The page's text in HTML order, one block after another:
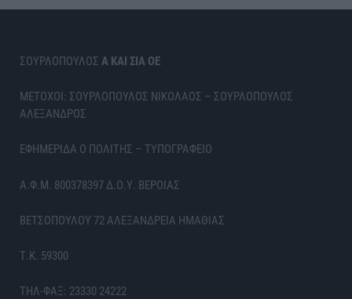
ΣΟΥΡΛΟΠΟΥΛΟΣ Α ΚΑΙ ΣΙΑ ΟΕ
ΜΕΤΟΧΟΙ: ΣΟΥΡΛΟΠΟΥΛΟΣ ΝΙΚΟΛΑΟΣ – ΣΟΥΡΛΟΠΟΥΛΟΣ
ΑΛΕΞΑΝΔΡΟΣ
ΕΦΗΜΕΡΙΔΑ Ο ΠΟΛΙΤΗΣ – ΤΥΠΟΓΡΑΦΕΙΟ
Α.Φ.Μ. 800378397 Δ.Ο.Υ. ΒΕΡΟΙΑΣ
ΒΕΤΣΟΠΟΥΛΟΥ 72 ΑΛΕΞΑΝΔΡΕΙΑ ΗΜΑΘΙΑΣ
Τ.Κ. 59300
ΤΗΛ-ΦΑΞ: 23330 24222